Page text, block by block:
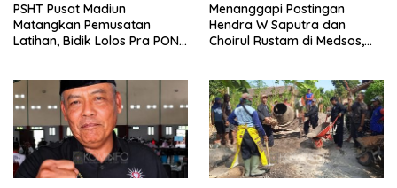
PSHT Pusat Madiun
Matangkan Pemusatan
Latihan, Bidik Lolos Pra PON
Menanggapi Postingan
Hendra W Saputra dan
Choirul Rustam di Medsos,